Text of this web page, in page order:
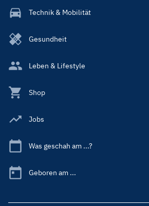
Technik & Mobilität
Gesundheit
Leben & Lifestyle
Shop
Jobs
Was geschah am ...?
Geboren am ...